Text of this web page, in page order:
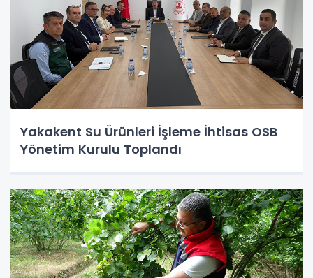
Yakakent Su Ürünleri İşleme İhtisas OSB
Yönetim Kurulu Toplandı